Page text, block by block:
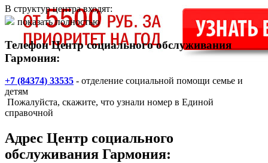
В структур центра входят:
- отделение надомного социального обслуживания;
- отделение социальной помощи семье и детям.
показать полностью
Телефон Центр социального обслуживания
Гармония:
+7 (84374) 33535 - отделение социальной помощи семье и
детям
Пожалуйста, скажите, что узнали номер в Единой
справочной
Адрес Центр социального
обслуживания Гармония: